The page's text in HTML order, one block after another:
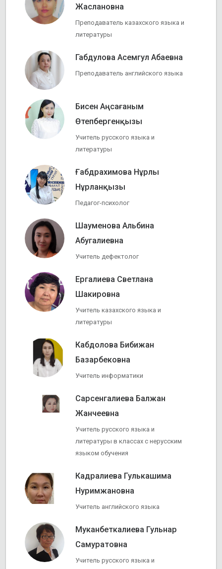
Жаслановна
Преподаватель казахского языка и
литературы
Габдулова Асемгул Абаевна
Преподаватель английского языка
Бисен Аңсағаным
Өтепбергенқызы
Учитель русского языка и
литературы
Ғабдрахимова Нұрлы
Нұрланқызы
Педагог-психолог
Шауменова Альбина
Абугалиевна
Учитель дефектолог
Ергалиева Светлана
Шакировна
Учитель казахского языка и
литературы
Кабдолова Бибижан
Базарбековна
Учитель информатики
Сарсенгалиева Балжан
Жанчеевна
Учитель русского языка и
литературы в классах с нерусским
языком обучения
Кадралиева Гулькашима
Нуримжановна
Учитель английского языка
Муканбеткалиева Гульнар
Самуратовна
Учитель русского языка и